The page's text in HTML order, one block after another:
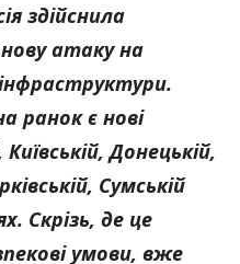
здійснила
атаку на
ранок є нові
Донецькій,
Сумській
Скрізь, де це
умови, вже